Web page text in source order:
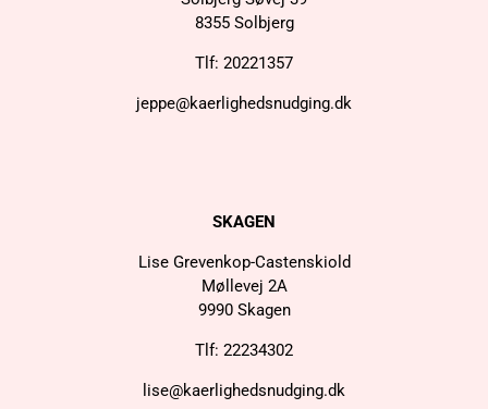
8355 Solbjerg
Tlf: 20221357
jeppe@kaerlighedsnudging.dk
SKAGEN
Lise Grevenkop-Castenskiold
Møllevej 2A
9990 Skagen
Tlf: 22234302
lise@kaerlighedsnudging.dk